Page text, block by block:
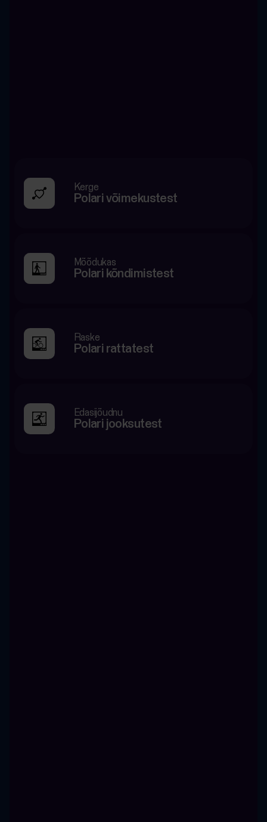
Kerge
Polari võimekustest
Mõõdukas
Polari kõndimistest
Raske
Polari rattatest
Edasijõudnu
Polari jooksutest